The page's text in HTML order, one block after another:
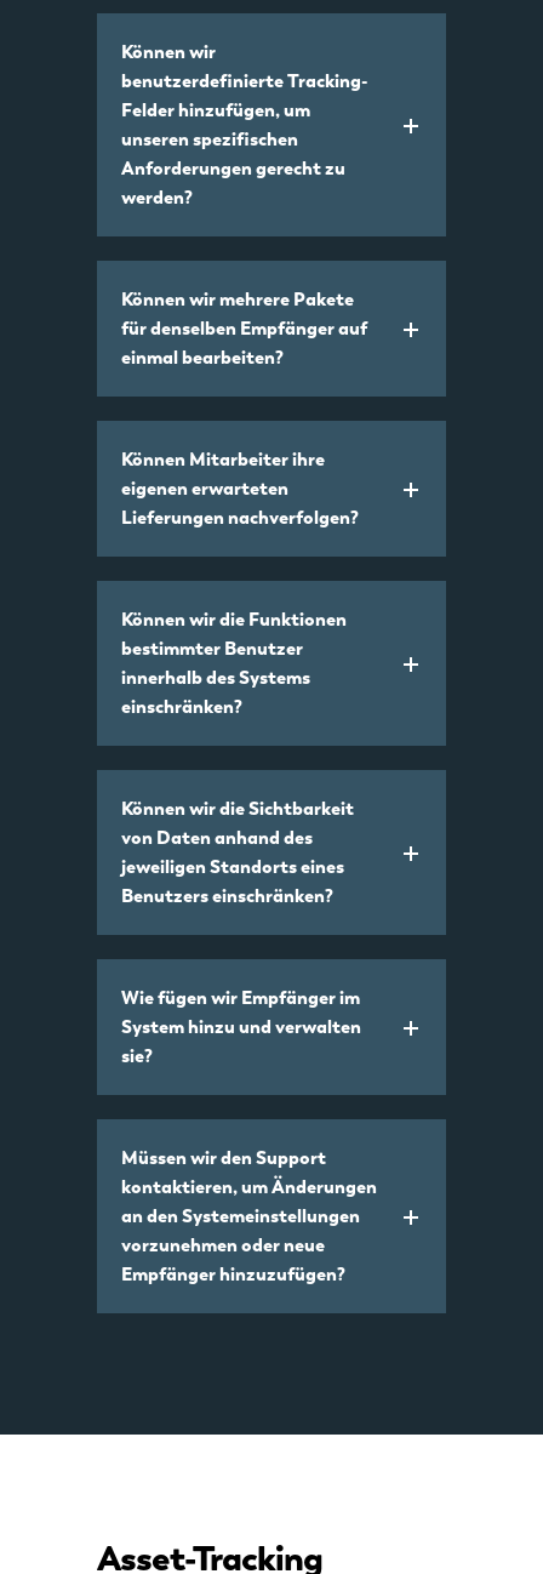
Können wir
benutzerdefinierte Tracking-
Felder hinzufügen, um
unseren spezifischen
Anforderungen gerecht zu
werden?
Können wir mehrere Pakete
für denselben Empfänger auf
einmal bearbeiten?
Können Mitarbeiter ihre
eigenen erwarteten
Lieferungen nachverfolgen?
Können wir die Funktionen
bestimmter Benutzer
innerhalb des Systems
einschränken?
Können wir die Sichtbarkeit
von Daten anhand des
jeweiligen Standorts eines
Benutzers einschränken?
Wie fügen wir Empfänger im
System hinzu und verwalten
sie?
Müssen wir den Support
kontaktieren, um Änderungen
an den Systemeinstellungen
vorzunehmen oder neue
Empfänger hinzuzufügen?
Asset-Tracking